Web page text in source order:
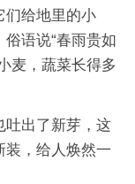
们给地里的小
语说“春雨贵如
麦，蔬菜长得多
吐出了新芽，这
装，给人焕然一